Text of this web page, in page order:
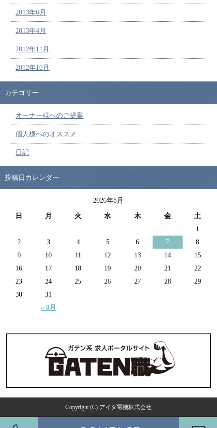
2013年6月
2013年4月
2012年11月
2012年10月
カテゴリー
オーナー様へのご提案
個人様へのオススメ
日記
投稿日カレンダー
2026年8月
日 月 火 水 木 金 土
« 8月
1
2
3 4 5 6 7
8
9
10 11 12 13 14
15
16
17 18 19 20 21
22
23
24 25 26 27 28
29
30
31
Copyright (C) アイダ電機株式会社